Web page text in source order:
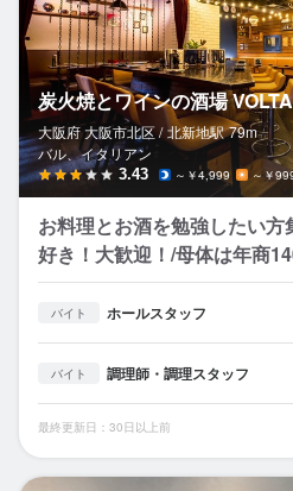
炭火焼とワインの酒場
大阪府 大阪市北区 / 北新地駅 79m
バル、イタリアン
3.43 ～￥4,999 ～￥
お料理とお酒を勉強したい
好き！大歓迎！/母体は年商
バイト ホールスタッフ
バイト 調理師・調理スタッフ
最終更新日：30日以上前